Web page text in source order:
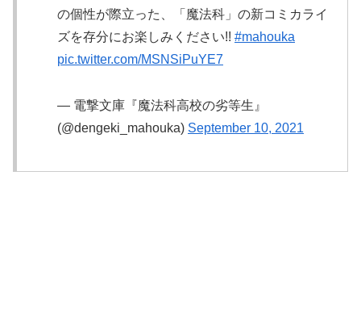
の個性が際立った、「魔法科」の新コミカライ
ズを存分にお楽しみください!! #mahouka
pic.twitter.com/MSNSiPuYE7
— 電撃文庫『魔法科高校の劣等生』
(@dengeki_mahouka) September 10, 2021